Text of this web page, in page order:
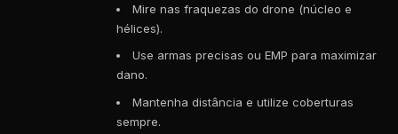
Mire nas fraquezas do drone (núcleo e
hélices).
Use armas precisas ou EMP para maximizar
dano.
Mantenha distância e utilize coberturas
sempre.